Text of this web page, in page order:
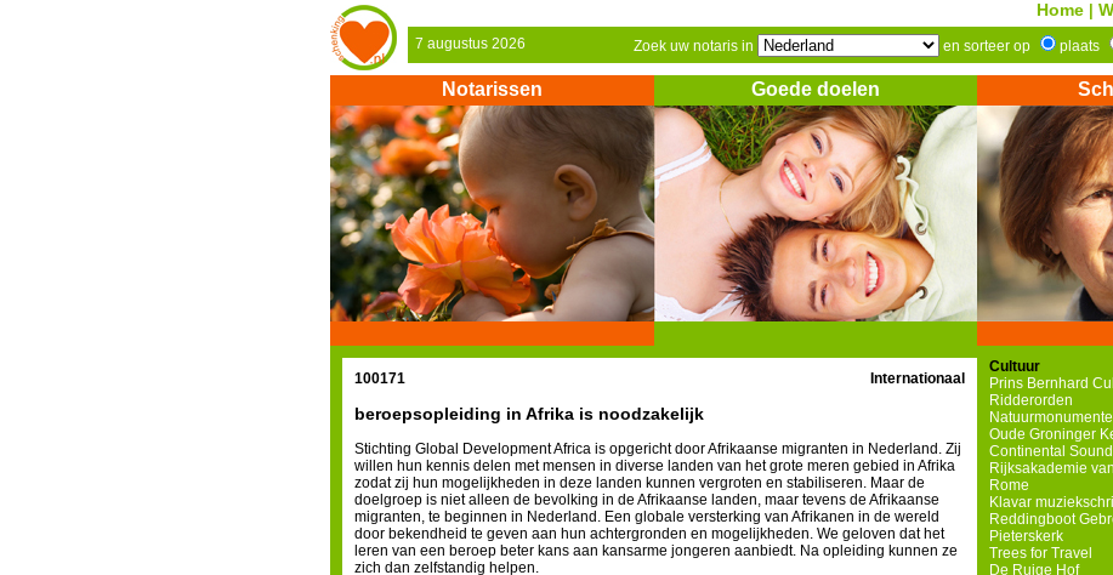
Home
7 augustus 2026 Zoek uw notaris in en sorteer op plaats
Notarissen Goede doelen
100171 Internationaal
beroepsopleiding in Afrika is noodzakelijk
Stichting Global Development Africa is opgericht door Afrikaanse migranten in Nederland. Zij
willen hun kennis delen met mensen in diverse landen van het grote meren gebied in Afrika
zodat zij hun mogelijkheden in deze landen kunnen vergroten en stabiliseren. Maar de
doelgroep is niet alleen de bevolking in de Afrikaanse landen, maar tevens de Afrikaanse
migranten, te beginnen in Nederland. Een globale versterking van Afrikanen in de wereld
door bekendheid te geven aan hun achtergronden en mogelijkheden. We geloven dat het
leren van een beroep beter kans aan kansarme jongeren aanbiedt. Na opleiding kunnen ze
zich dan zelfstandig helpen.
Cultuur
Prins Bernhard
Ridderorden
Oude Groninger
Continental Sound
Rijksakademie
Rome
Klavar
Reddingboot
Pieterskerk
Trees for Travel
De Ruige Hof